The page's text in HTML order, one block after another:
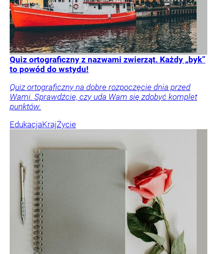
Quiz ortograficzny z nazwami zwierząt. Każdy „byk”
to powód do wstydu!
Quiz ortograficzny na dobre rozpoczęcie dnia przed
Wami. Sprawdźcie, czy uda Wam się zdobyć komplet
punktów.
EdukacjaKrajŻycie